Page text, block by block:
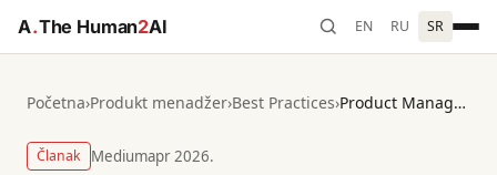
A.The Human2AI EN RU SR
Početna›Produkt menadžer›Best Practices› Product Managers Club: tri AI alata, tri različite uloge
Članak Mediumapr 2026.